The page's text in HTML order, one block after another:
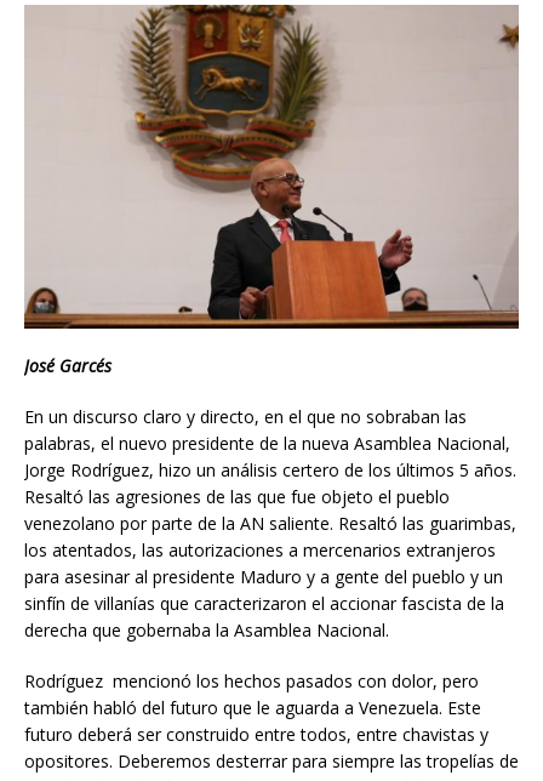
José Garcés
En un discurso claro y directo, en el que no sobraban las
palabras, el nuevo presidente de la nueva Asamblea Nacional,
Jorge Rodríguez, hizo un análisis certero de los últimos 5 años.
Resaltó las agresiones de las que fue objeto el pueblo
venezolano por parte de la AN saliente. Resaltó las guarimbas,
los atentados, las autorizaciones a mercenarios extranjeros
para asesinar al presidente Maduro y a gente del pueblo y un
sinfín de villanías que caracterizaron el accionar fascista de la
derecha que gobernaba la Asamblea Nacional.
Rodríguez mencionó los hechos pasados con dolor, pero
también habló del futuro que le aguarda a Venezuela. Este
futuro deberá ser construido entre todos, entre chavistas y
opositores. Deberemos desterrar para siempre las tropelías de